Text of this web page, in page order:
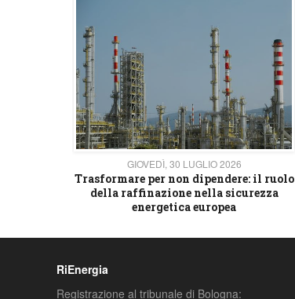
GIOVEDÌ, 30 LUGLIO 2026
Trasformare per non dipendere: il ruolo
della raffinazione nella sicurezza
energetica europea
RiEnergia
Registrazione al tribunale di Bologna: